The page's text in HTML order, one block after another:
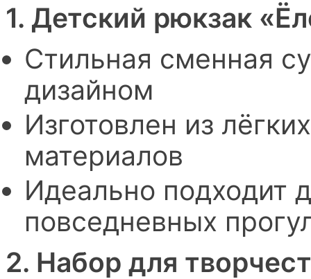
1. Детский рюкзак
Стильная сменная
дизайном
Изготовлен из
материалов
Идеально подходит
повседневных
2. Набор для